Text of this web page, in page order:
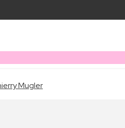
Mugler